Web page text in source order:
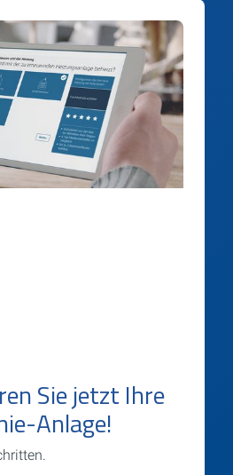
Sie jetzt Ihre
Anlage!